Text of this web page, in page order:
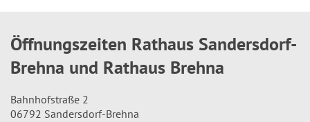
Öffnungszeiten Rathaus Sandersdorf-
Brehna und Rathaus Brehna
Bahnhofstraße 2
06792 Sandersdorf-Brehna